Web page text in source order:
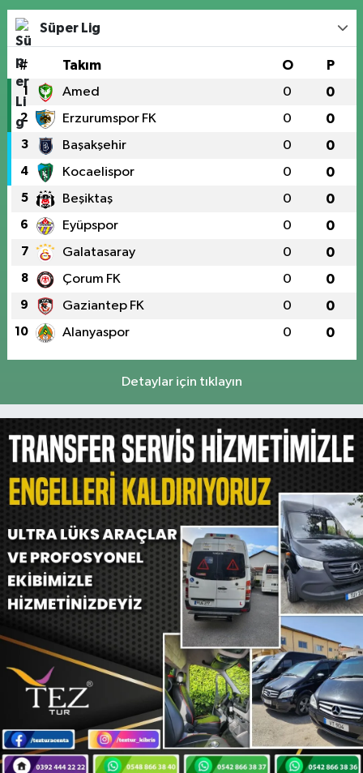
Süper Lig
# Takım O P
1 Amed 0 0
2 Erzurumspor FK 0 0
3 Başakşehir 0 0
4 Kocaelispor 0 0
5 Beşiktaş 0 0
6 Eyüpspor 0 0
7 Galatasaray 0 0
8 Çorum FK 0 0
9 Gaziantep FK 0 0
10 Alanyaspor 0 0
Detaylar için tıklayın